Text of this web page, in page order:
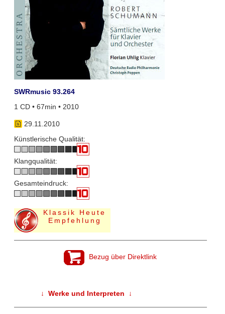
SWRmusic 93.264
1 CD • 67min • 2010
29.11.2010
Künstlerische Qualität:
Klangqualität:
Gesamteindruck:
Klassik Heute
Empfehlung
Bezug über Direktlink
↓ Werke und Interpreten ↓